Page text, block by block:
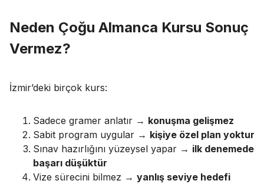
Neden Çoğu Almanca Kursu Sonuç
Vermez?
İzmir’deki birçok kurs:
Sadece gramer anlatır → konuşma gelişmez
Sabit program uygular → kişiye özel plan yoktur
Sınav hazırlığını yüzeysel yapar → ilk denemede
başarı düşüktür
Vize sürecini bilmez → yanlış seviye hedefi